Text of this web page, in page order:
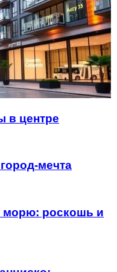
в центре
мечта
морю: роскошь и